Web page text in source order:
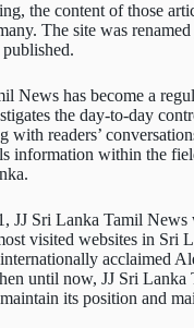
the content of those
The site was
News has become a
the day-to-day
with readers’
information within the
JJ Sri Lanka Tamil News
visited websites in Sri
acclaimed
until now, JJ Sri Lanka
its position and